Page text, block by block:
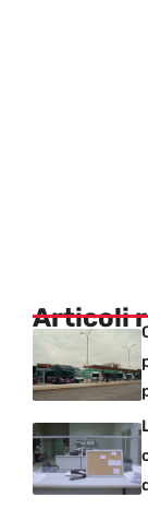
Articoli